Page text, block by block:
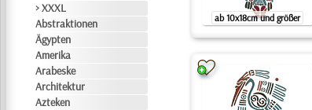
> XXXL
Abstraktionen
Ägypten
Amerika
Arabeske
Architektur
Azteken
ab 10x18cm und größer